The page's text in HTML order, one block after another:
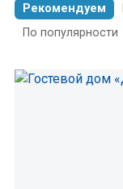
Рекомендуем
По популярности